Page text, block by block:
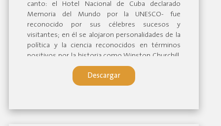
canto: el Hotel Nacional de Cuba declarado
Memoria del Mundo por la UNESCO- fue
reconocido por sus célebres sucesos y
visitantes; en él se alojaron personalidades de la
política y la ciencia reconocidos en términos
positivos por la historia como Winston Churchill,
ex primer ministro de Reino Unido, el científico
Alexander Fleming, jefes de estado
iberoamericanos, monarcas europeos, etc.
las reuniones de la mafia ítalo-americana y la
Descargar